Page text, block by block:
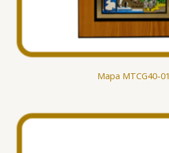
Mapa MTCG40-01